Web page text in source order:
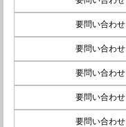
要問い合わせ
要問い合わせ
要問い合わせ
要問い合わせ
要問い合わせ